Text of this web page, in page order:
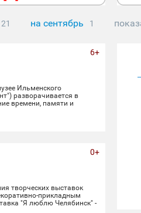
21 на сентябрь 1
Ильменского
разворачивается в
времени, памяти и
остановиться в моменте
Земли и в её
6+
творческих выставок
прикладным
"Я люблю Челябинск" -
0+